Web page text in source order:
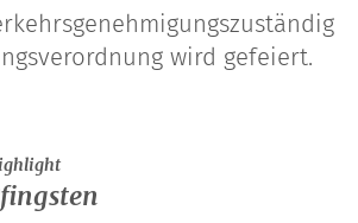
wird gefeiert.
: